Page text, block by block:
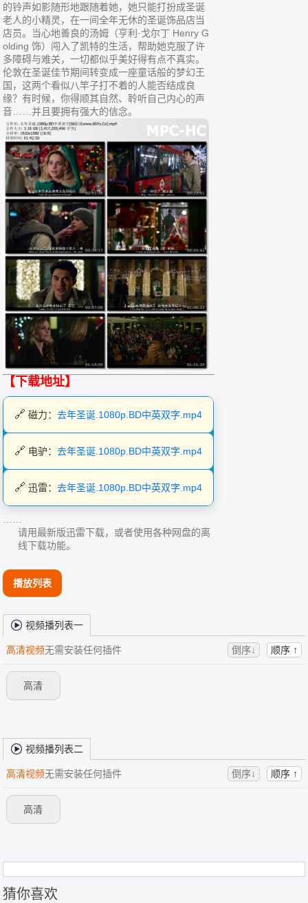
的铃声如影随形地跟随着她，她只能打扮成圣诞
老人的小精灵，在一间全年无休的圣诞饰品店当
店员。当心地善良的汤姆（亨利·戈尔丁 Henry G
olding 饰）闯入了凯特的生活，帮助她克服了许
多障碍与难关，一切都似乎美好得有点不真实。
伦敦在圣诞佳节期间转变成一座童话般的梦幻王
国，这两个看似八竿子打不着的人能否结成良
缘？有时候，你得顺其自然、聆听自己内心的声
音……并且要拥有强大的信念。
【下载地址】
磁力：去年圣诞.1080p.BD中英双字.mp4
电驴：去年圣诞.1080p.BD中英双字.mp4
迅雷：去年圣诞.1080p.BD中英双字.mp4
请用最新版迅雷下载，或者使用各种网盘的离
线下载功能。
播放列表
视频播列表一
高清视频无需安装任何插件 倒序↓ 顺序 ↑
高清
视频播列表二
高清视频无需安装任何插件 倒序↓ 顺序 ↑
高清
猜你喜欢